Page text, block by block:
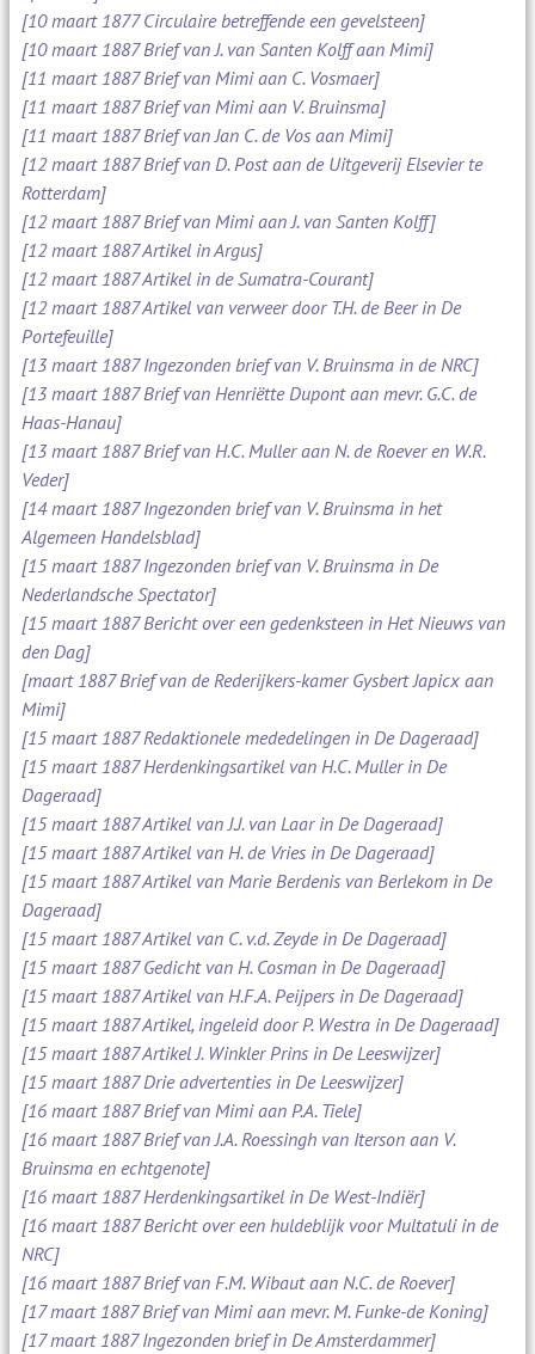
[10 maart 1877 Circulaire betreffende een gevelsteen]
[10 maart 1887 Brief van J. van Santen Kolff aan Mimi]
[11 maart 1887 Brief van Mimi aan C. Vosmaer]
[11 maart 1887 Brief van Mimi aan V. Bruinsma]
[11 maart 1887 Brief van Jan C. de Vos aan Mimi]
[12 maart 1887 Brief van D. Post aan de Uitgeverij Elsevier te
Rotterdam]
[12 maart 1887 Brief van Mimi aan J. van Santen Kolff]
[12 maart 1887 Artikel in Argus]
[12 maart 1887 Artikel in de Sumatra-Courant]
[12 maart 1887 Artikel van verweer door T.H. de Beer in De
Portefeuille]
[13 maart 1887 Ingezonden brief van V. Bruinsma in de NRC]
[13 maart 1887 Brief van Henriëtte Dupont aan mevr. G.C. de
Haas-Hanau]
[13 maart 1887 Brief van H.C. Muller aan N. de Roever en W.R.
Veder]
[14 maart 1887 Ingezonden brief van V. Bruinsma in het
Algemeen Handelsblad]
[15 maart 1887 Ingezonden brief van V. Bruinsma in De
Nederlandsche Spectator]
[15 maart 1887 Bericht over een gedenksteen in Het Nieuws van
den Dag]
[maart 1887 Brief van de Rederijkers-kamer Gysbert Japicx aan
Mimi]
[15 maart 1887 Redaktionele mededelingen in De Dageraad]
[15 maart 1887 Herdenkingsartikel van H.C. Muller in De
Dageraad]
[15 maart 1887 Artikel van J.J. van Laar in De Dageraad]
[15 maart 1887 Artikel van H. de Vries in De Dageraad]
[15 maart 1887 Artikel van Marie Berdenis van Berlekom in De
Dageraad]
[15 maart 1887 Artikel van C. v.d. Zeyde in De Dageraad]
[15 maart 1887 Gedicht van H. Cosman in De Dageraad]
[15 maart 1887 Artikel van H.F.A. Peijpers in De Dageraad]
[15 maart 1887 Artikel, ingeleid door P. Westra in De Dageraad]
[15 maart 1887 Artikel J. Winkler Prins in De Leeswijzer]
[15 maart 1887 Drie advertenties in De Leeswijzer]
[16 maart 1887 Brief van Mimi aan P.A. Tiele]
[16 maart 1887 Brief van J.A. Roessingh van Iterson aan V.
Bruinsma en echtgenote]
[16 maart 1887 Herdenkingsartikel in De West-Indiër]
[16 maart 1887 Bericht over een huldeblijk voor Multatuli in de
NRC]
[16 maart 1887 Brief van F.M. Wibaut aan N.C. de Roever]
[17 maart 1887 Brief van Mimi aan mevr. M. Funke-de Koning]
[17 maart 1887 Ingezonden brief in De Amsterdammer]